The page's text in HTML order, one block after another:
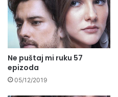
Ne puštaj mi ruku 57
epizoda
05/12/2019